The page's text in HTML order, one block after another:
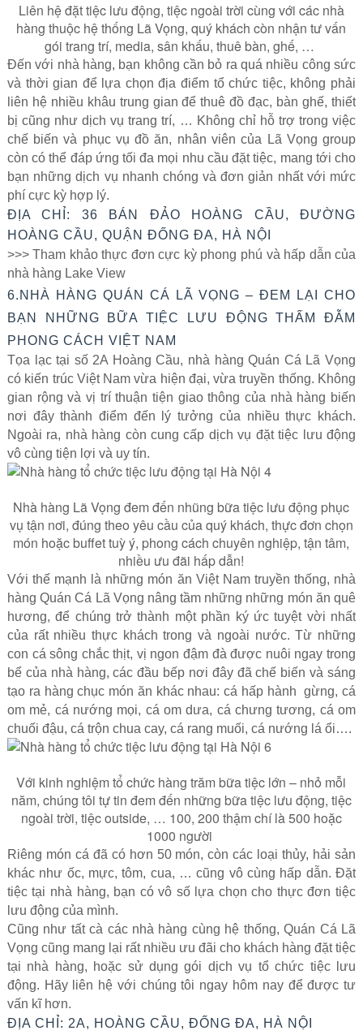
Liên hệ đặt tiệc lưu động, tiệc ngoài trời cùng với các nhà
hàng thuộc hệ thống Lã Vọng, quý khách còn nhận tư vấn
gói trang trí, media, sân khấu, thuê bàn, ghế, …
Đến với nhà hàng, bạn không cần bỏ ra quá nhiều công sức
và thời gian để lựa chọn địa điểm tổ chức tiệc, không phải
liên hệ nhiều khâu trung gian để thuê đồ đạc, bàn ghế, thiết
bị cũng như dịch vụ trang trí, … Không chỉ hỗ trợ trong việc
chế biến và phục vụ đồ ăn, nhân viên của Lã Vọng group
còn có thể đáp ứng tối đa mọi nhu cầu đặt tiệc, mang tới cho
bạn những dịch vụ nhanh chóng và đơn giản nhất với mức
phí cực kỳ hợp lý.
ĐỊA CHỈ: 36 BÁN ĐẢO HOÀNG CẦU, ĐƯỜNG
HOÀNG CẦU, QUẬN ĐỐNG ĐA, HÀ NỘI
>>> Tham khảo thực đơn cực kỳ phong phú và hấp dẫn của
nhà hàng Lake View
6.NHÀ HÀNG QUÁN CÁ LÃ VỌNG – ĐEM LẠI CHO
BẠN NHỮNG BỮA TIỆC LƯU ĐỘNG THẤM ĐẪM
PHONG CÁCH VIỆT NAM
Tọa lạc tại số 2A Hoàng Cầu, nhà hàng Quán Cá Lã Vọng
có kiến trúc Việt Nam vừa hiện đại, vừa truyền thống. Không
gian rộng và vị trí thuận tiện giao thông của nhà hàng biến
nơi đây thành điểm đến lý tưởng của nhiều thực khách.
Ngoài ra, nhà hàng còn cung cấp dịch vụ đặt tiệc lưu động
vô cùng tiện lợi và uy tín.
Nhà hàng Lã Vọng đem đến nhũng bữa tiệc lưu động phục
vụ tận nơi, đúng theo yêu cầu của quý khách, thực đơn chọn
món hoặc buffet tuỳ ý, phong cách chuyên nghiệp, tận tâm,
nhiều ưu đãi hấp dẫn!
Với thế mạnh là những món ăn Việt Nam truyền thống, nhà
hàng Quán Cá Lã Vọng nâng tầm những những món ăn quê
hương, để chúng trở thành một phần ký ức tuyệt vời nhất
của rất nhiều thực khách trong và ngoài nước. Từ những
con cá sông chắc thịt, vị ngon đậm đà được nuôi ngay trong
bể của nhà hàng, các đầu bếp nơi đây đã chế biến và sáng
tạo ra hàng chục món ăn khác nhau: cá hấp hành gừng, cá
om mẻ, cá nướng mọi, cá om dưa, cá chưng tương, cá om
chuối đậu, cá trộn chua cay, cá rang muối, cá nướng lá ổi….
Với kinh nghiệm tổ chức hàng trăm bữa tiệc lớn – nhỏ mỗi
năm, chúng tôi tự tin đem đến những bữa tiệc lưu động, tiệc
ngoài trời, tiệc outside, … 100, 200 thậm chí là 500 hoặc
1000 người
Riêng món cá đã có hơn 50 món, còn các loại thủy, hải sản
khác như ốc, mực, tôm, cua, … cũng vô cùng hấp dẫn. Đặt
tiệc tại nhà hàng, bạn có vô số lựa chọn cho thực đơn tiệc
lưu động của mình.
Cũng như tất cà các nhà hàng cùng hệ thống, Quán Cá Lã
Vọng cũng mang lại rất nhiều ưu đãi cho khách hàng đặt tiệc
tại nhà hàng, hoặc sử dụng gói dịch vụ tổ chức tiệc lưu
động. Hãy liên hệ với chúng tôi ngay hôm nay để được tư
vấn kĩ hơn.
ĐỊA CHỈ: 2A, HOÀNG CẦU, ĐỐNG ĐA, HÀ NỘI